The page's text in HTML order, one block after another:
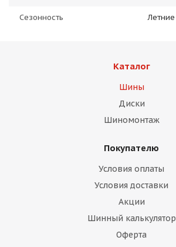
Сезонность Летние
Каталог
Шины
Диски
Шиномонтаж
Покупателю
Условия оплаты
Условия доставки
Акции
Шинный калькулятор
Оферта